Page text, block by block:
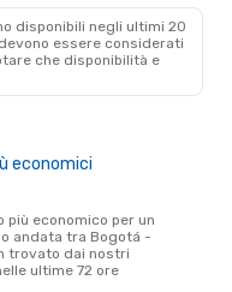
disponibili negli ultimi 20
essere considerati
che disponibilità e
economici
andata tra Bogotá -
trovato dai nostri
ultime 72 ore